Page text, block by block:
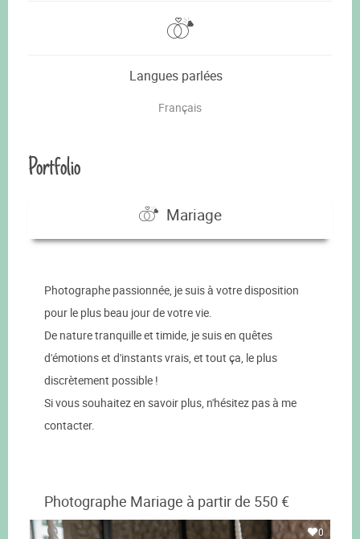
Langues parlées
Français
Portfolio
Mariage
Photographe passionnée, je suis à votre disposition
pour le plus beau jour de votre vie.
De nature tranquille et timide, je suis en quêtes
d'émotions et d'instants vrais, et tout ça, le plus
discrètement possible !
Si vous souhaitez en savoir plus, n'hésitez pas à me
contacter.
Photographe Mariage à partir de 550 €
0